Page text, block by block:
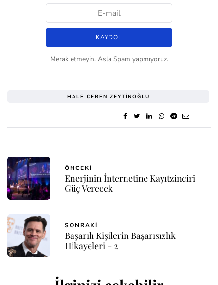
Merak etmeyin. Asla Spam yapmıyoruz.
HALE CEREN ZEYTINOĞLU
ÖNCEKI
Enerjinin İnternetine Kayıtzinciri
Güç Verecek
SONRAKI
Başarılı Kişilerin Başarısızlık
Hikayeleri – 2